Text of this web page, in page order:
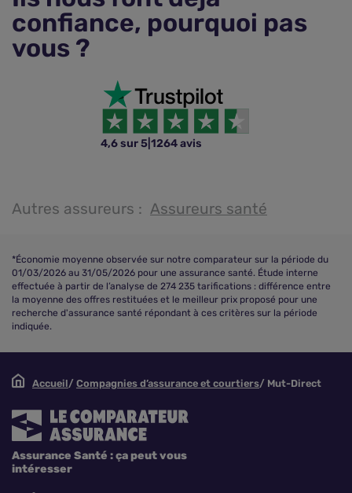
confiance, pourquoi pas
vous ?
4,6 sur 5 1264 avis
Autres assureurs : Assureurs santé
*Économie moyenne observée sur notre comparateur sur la période du
01/03/2026 au 31/05/2026 pour une assurance santé. Étude interne
effectuée à partir de l’analyse de 274 235 tarifications : différence entre
la moyenne des offres restituées et le meilleur prix proposé pour une
recherche d'assurance santé répondant à ces critères sur la période
indiquée.
Accueil Compagnies d’assurance et courtiers Mut-Direct
Assurance Santé : ça peut vous
intéresser